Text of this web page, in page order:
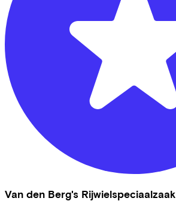
Van den Berg's Rijwielspeciaalzaak